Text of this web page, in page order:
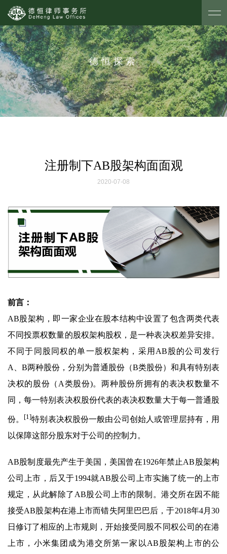
德恒探索
注册制下AB股架构面面观
2020-07-08
前言：
AB股架构，即一家企业在股本结构中设置了包含两类代表
不同投票权数量的股权架构股权，是一种表决权差异安排。
不同于同股同权的单一股权架构，采用AB股的公司发行
A、B两种股份，分别为普通股份（B类股份）和具有特别表
决权的股份（A类股份)。两种股份所拥有的表决权数量不
同，每一特别表决权股份代表的表决权数量大于每一普通股
份。 [1]特别表决权股份一般由公司创始人或管理层持有，用
以保障这部分股东对于公司的控制力。
AB股制度最先产生于美国，美国曾在1926年禁止AB股架构
公司上市，后又于1994就AB股公司上市实施了统一的上市
规定，从此解除了AB股公司上市的限制。港交所在因不能
接受AB股架构在港上市而错失阿里巴巴后，于2018年4月30
日修订了相应的上市规则，开始接受同股不同权公司的在港
上市，小米集团成为港交所第一家以AB股架构上市的公